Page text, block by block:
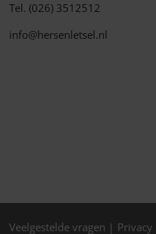
Tel. (026) 3512512
info@hersenletsel.nl
Veelgestelde vragen Privacy